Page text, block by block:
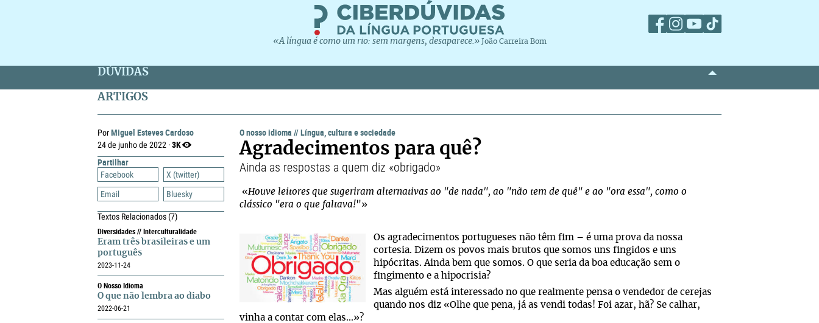
«A língua é como um rio: sem margens, desaparece.» João Carreira Bom
DÚVIDAS
ARTIGOS
PorMiguel Esteves Cardoso
24 de junho de 2022 ·3K
Partilhar
Facebook
X (twitter)
Email
Bluesky
Textos Relacionados(7)
Diversidades // Interculturalidade
Eram três brasileiras e um
português
2023-11-24
O Nosso Idioma
O que não lembra ao diabo
2022-06-21
O nosso idioma //Língua, cultura e sociedade
Agradecimentos para quê?
Ainda as respostas a quem diz «obrigado»
«Houve leitores que sugeriram alternativas ao "de nada", ao "não tem de quê" e ao "ora essa", como o
clássico "era o que faltava! "»
Os agradecimentos portugueses não têm fim – é uma prova da nossa
cortesia. Dizem os povos mais brutos que somos uns fingidos e uns
hipócritas. Ainda bem que somos. O que seria da boa educação sem o
fingimento e a hipocrisia?
Mas alguém está interessado no que realmente pensa o vendedor de cerejas
quando nos diz «Olhe que pena, já as vendi todas! Foi azar, hã? Se calhar,
vinha a contar com elas...»?